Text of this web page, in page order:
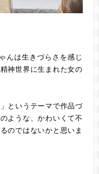
んは生きづらさを感じ
神世界に生まれた女の
というテーマで作品づ
ような、かわいくて不
のではないかと思いま